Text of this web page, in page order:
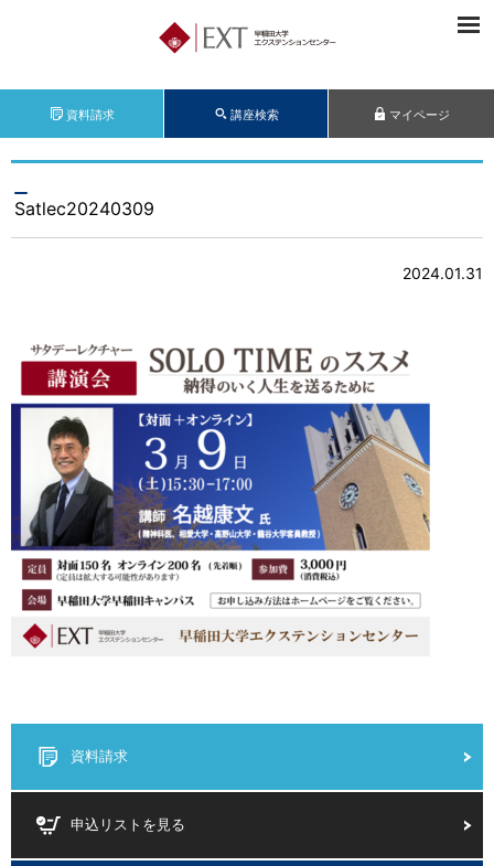
資料請求 講座検索 マイページ
Satlec20240309
2024.01.31
資料請求
申込リストを見る